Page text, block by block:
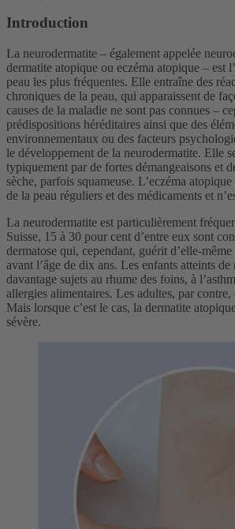
Introduction
La neurodermatite – également appelée
dermatite atopique ou eczéma atopique – est
peau les plus fréquentes. Elle entraîne des
chroniques de la peau, qui apparaissent de
causes de la maladie ne sont pas connues –
prédispositions héréditaires ainsi que des
environnementaux ou des facteurs
le développement de la neurodermatite. Elle
typiquement par de fortes démangeaisons et
sèche, parfois squameuse. L’eczéma
de la peau réguliers et des médicaments et
La neurodermatite est particulièrement
Suisse, 15 à 30 pour cent d’entre eux sont
dermatose qui, cependant, guérit d’elle-
avant l’âge de dix ans. Les enfants atteints
davantage sujets au rhume des foins, à
allergies alimentaires. Les adultes, par
Mais lorsque c’est le cas, la dermatite
sévère.